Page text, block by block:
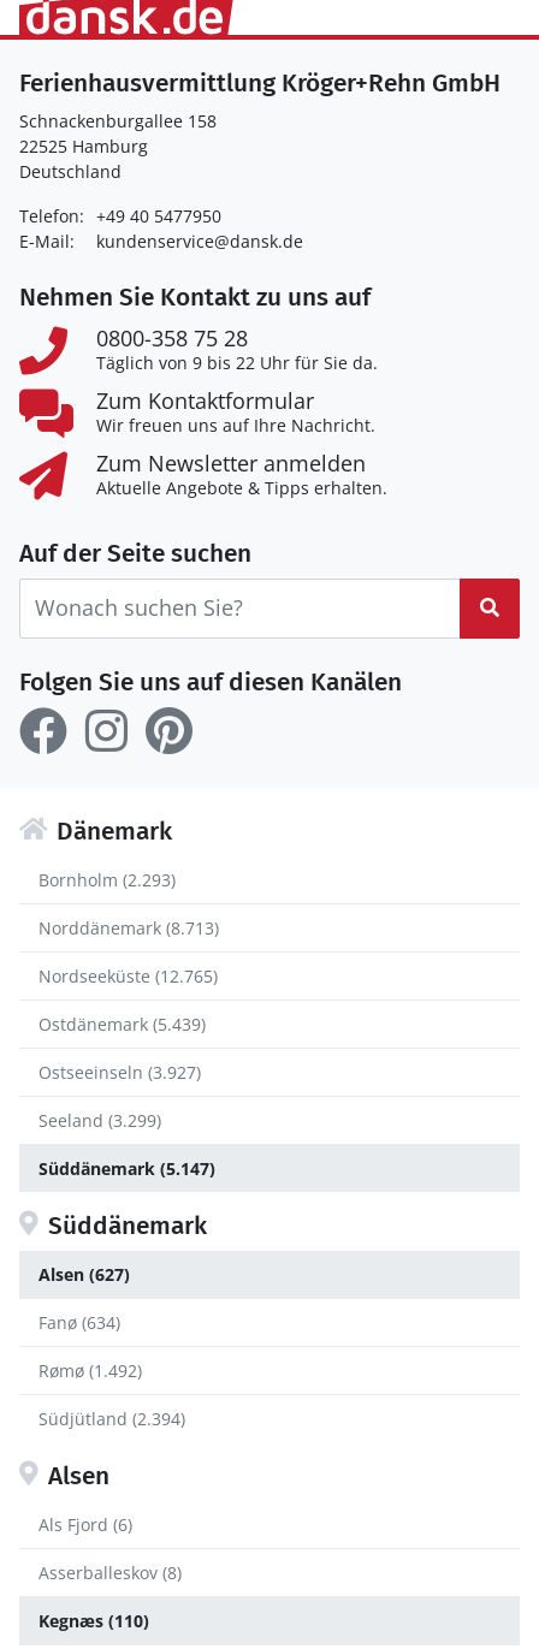
Ferienhausvermittlung Kröger+Rehn GmbH
Schnackenburgallee 158
22525 Hamburg
Deutschland
Telefon: +49 40 5477950
E-Mail:
kundenservice@dansk.de
Nehmen Sie Kontakt zu uns auf
0800-358 75 28
Täglich von 9 bis 22 Uhr für Sie da.
Zum Kontaktformular
Wir freuen uns auf Ihre Nachricht.
Zum Newsletter anmelden
Aktuelle Angebote & Tipps erhalten.
Auf der Seite suchen
Folgen Sie uns auf diesen Kanälen
Dänemark
Bornholm (2.293)
Norddänemark (8.713)
Nordseeküste (12.765)
Ostdänemark (5.439)
Ostseeinseln (3.927)
Seeland (3.299)
Süddänemark (5.147)
Süddänemark
Alsen (627)
Fanø (634)
Rømø (1.492)
Südjütland (2.394)
Alsen
Als Fjord (6)
Asserballeskov (8)
Kegnæs (110)